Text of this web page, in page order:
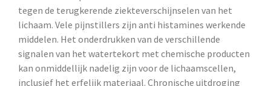
tegen de terugkerende ziekteverschijnselen van het
lichaam. Vele pijnstillers zijn anti histamines werkende
middelen. Het onderdrukken van de verschillende
signalen van het watertekort met chemische producten
kan onmiddellijk nadelig zijn voor de lichaamscellen,
inclusief het erfelijk materiaal. Chronische uitdroging